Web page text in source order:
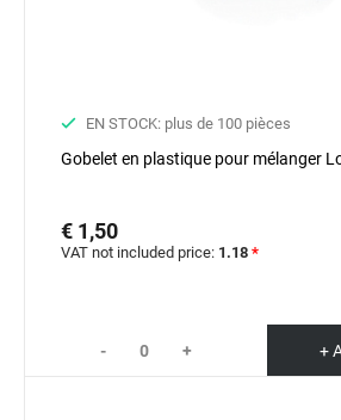
EN STOCK: plus de 100 pièces
Gobelet en plastique pour mélanger
€ 1,50
VAT not included price: 1.18 *
- + +